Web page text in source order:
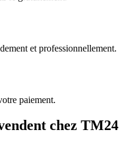
et professionnellement.
paiement.
chez TM24